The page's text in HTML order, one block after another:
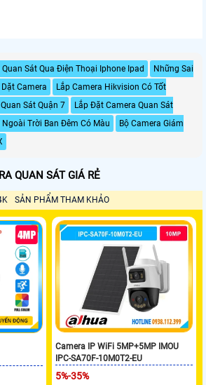
Quan Sát Qua Điện Thoại Iphone Ipad
Những Sai
Camera
Lắp Camera Hikvision Có Tốt
Sát Quận 7
Lắp Đặt Camera Quan Sát
Ngoài Trời Ban Đêm Có Màu
Bộ Camera Giám
QUAN SÁT GIÁ RẺ
SẢN PHẨM THAM KHẢO
Camera IP WiFi 5MP+5MP IMOU
IPC-SA70F-10M0T2-EU
5%-35%